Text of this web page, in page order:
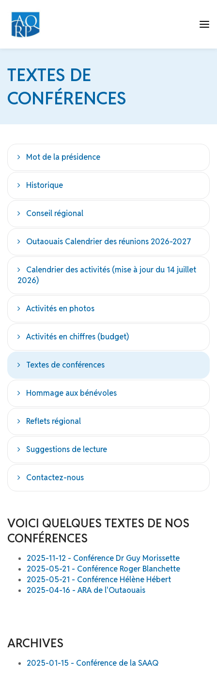
TEXTES DE
CONFÉRENCES
Mot de la présidence
Historique
Conseil régional
Outaouais Calendrier des réunions 2026-2027
Calendrier des activités (mise à jour du 14 juillet
2026)
Activités en photos
Activités en chiffres (budget)
Textes de conférences
Hommage aux bénévoles
Reflets régional
Suggestions de lecture
Contactez-nous
VOICI QUELQUES TEXTES DE NOS
CONFÉRENCES
2025-11-12 - Conférence Dr Guy Morissette
2025-05-21 - Conférence Roger Blanchette
2025-05-21 - Conférence Hélène Hébert
2025-04-16 - ARA de l'Outaouais
ARCHIVES
2025-01-15 - Conférence de la SAAQ